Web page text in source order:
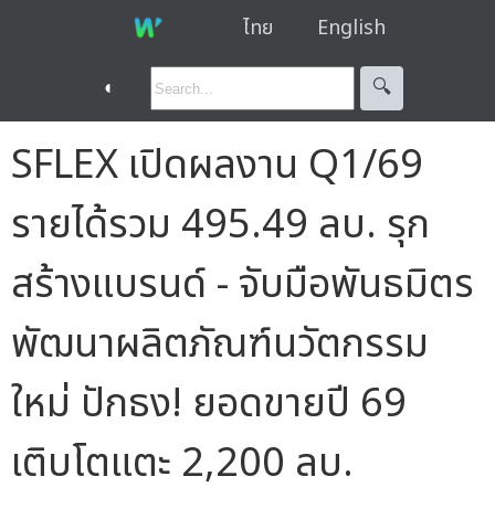
ไทย English
◐ 🔍︎
SFLEX เปิดผลงาน Q1/69
รายได้รวม 495.49 ลบ. รุก
สร้างแบรนด์ - จับมือพันธมิตร
พัฒนาผลิตภัณฑ์นวัตกรรม
ใหม่ ปักธง! ยอดขายปี 69
เติบโตแตะ 2,200 ลบ.